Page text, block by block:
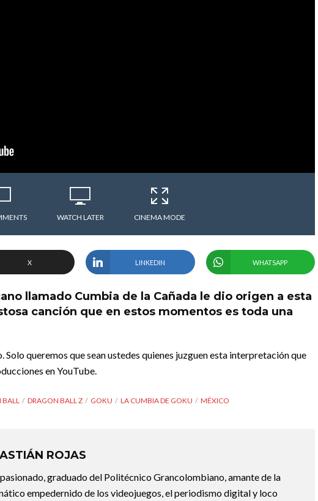
WATCH LATER CINEMA MODE
X LINKEDIN WHATSAPP
llamado Cumbia de la Cañada le dio origen a esta
canción que en estos momentos es toda una
Solo queremos que sean ustedes quienes juzguen esta interpretación que
en YouTube.
BALL DRAGON BALL Z GOKU LA CUMBIA DE GOKU MÉXICO
ROJAS
graduado del Politécnico Grancolombiano, amante de la
empedernido de los videojuegos, el periodismo digital y loco